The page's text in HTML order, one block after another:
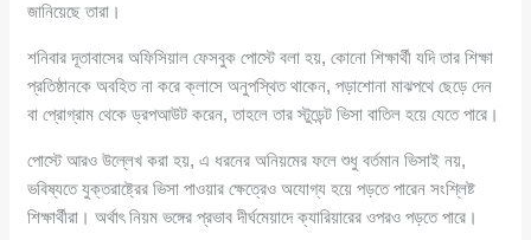
জানিয়েছে তারা।
শনিবার দূতাবাসের অফিসিয়াল ফেসবুক পোস্টে বলা হয়, কোনো শিক্ষার্থী যদি তার শিক্ষা
প্রতিষ্ঠানকে অবহিত না করে ক্লাসে অনুপস্থিত থাকেন, পড়াশোনা মাঝপথে ছেড়ে দেন
বা প্রোগ্রাম থেকে ড্রপআউট করেন, তাহলে তার স্টুডেন্ট ভিসা বাতিল হয়ে যেতে পারে।
পোস্টে আরও উল্লেখ করা হয়, এ ধরনের অনিয়মের ফলে শুধু বর্তমান ভিসাই নয়,
ভবিষ্যতে যুক্তরাষ্ট্রের ভিসা পাওয়ার ক্ষেত্রেও অযোগ্য হয়ে পড়তে পারেন সংশ্লিষ্ট
শিক্ষার্থীরা। অর্থাৎ নিয়ম ভঙ্গের প্রভাব দীর্ঘমেয়াদে ক্যারিয়ারের ওপরও পড়তে পারে।